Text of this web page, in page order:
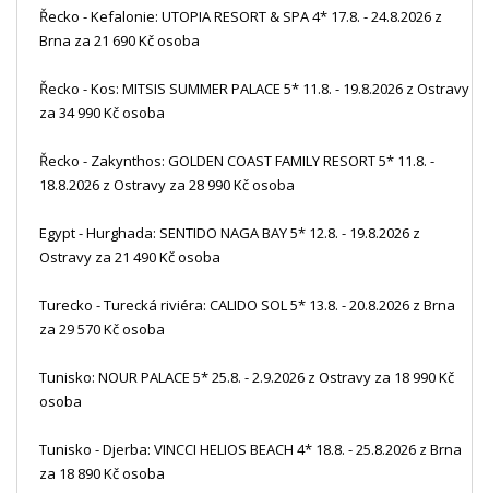
Řecko - Kefalonie: UTOPIA RESORT & SPA 4* 17.8. - 24.8.2026 z
Brna za 21 690 Kč osoba
Řecko - Kos: MITSIS SUMMER PALACE 5* 11.8. - 19.8.2026 z Ostravy
za 34 990 Kč osoba
Řecko - Zakynthos: GOLDEN COAST FAMILY RESORT 5* 11.8. -
18.8.2026 z Ostravy za 28 990 Kč osoba
Egypt - Hurghada: SENTIDO NAGA BAY 5* 12.8. - 19.8.2026 z
Ostravy za 21 490 Kč osoba
Turecko - Turecká riviéra: CALIDO SOL 5* 13.8. - 20.8.2026 z Brna
za 29 570 Kč osoba
Tunisko: NOUR PALACE 5* 25.8. - 2.9.2026 z Ostravy za 18 990 Kč
osoba
Tunisko - Djerba: VINCCI HELIOS BEACH 4* 18.8. - 25.8.2026 z Brna
za 18 890 Kč osoba